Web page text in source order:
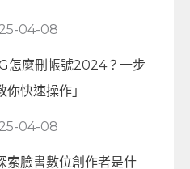
04-08
怎麼刪帳號2024？一步
你快速操作」
04-08
索臉書數位創作者是什